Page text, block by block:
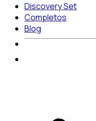
Discovery Set
Completos
Blog